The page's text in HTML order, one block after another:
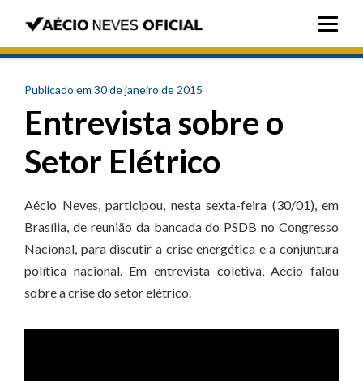
Publicado em 30 de janeiro de 2015
Entrevista sobre o
Setor Elétrico
Aécio Neves, participou, nesta sexta-feira (30/01), em
Brasília, de reunião da bancada do PSDB no Congresso
Nacional, para discutir a crise energética e a conjuntura
política nacional. Em entrevista coletiva, Aécio falou
sobre a crise do setor elétrico.